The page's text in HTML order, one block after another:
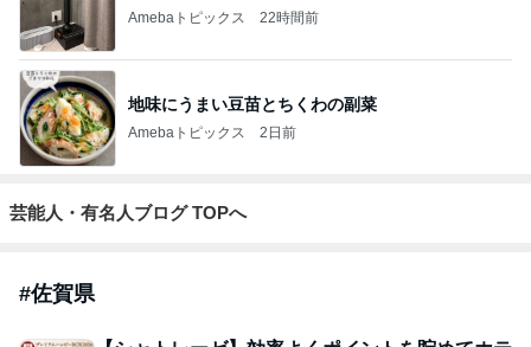
Amebaトピックス 22時間前
地味にうまい豆苗とちくわの副菜
Amebaトピックス 2日前
芸能人・有名人ブログ TOPへ
#佐賀県